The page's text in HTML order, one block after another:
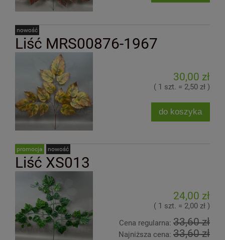
Liść MRS00876-1967
30,00 zł
( 1 szt. = 2,50 zł )
do koszyka
nowość
Liść XS013
24,00 zł
( 1 szt. = 2,00 zł )
Cena regularna: 33,60 zł
Najniższa cena: 33,60 zł
promocja nowość